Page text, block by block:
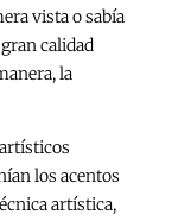
vista o sabía
calidad
la
los acentos
artística,